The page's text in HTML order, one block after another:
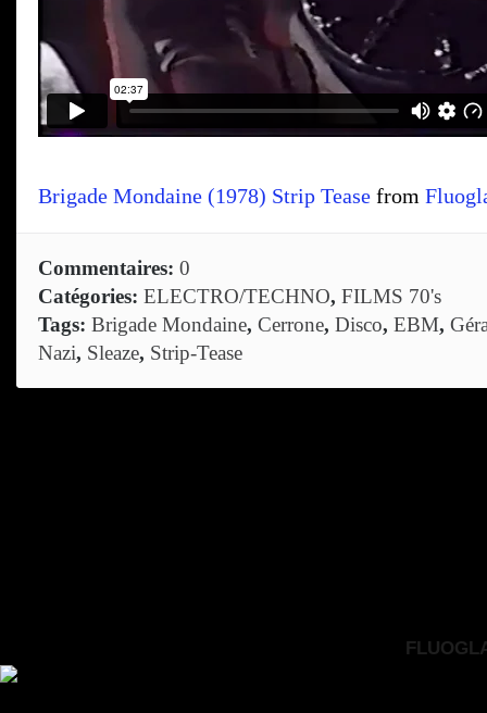
Brigade Mondaine (1978) Strip Tease from
Commentaires: 0
Catégories: ELECTRO/TECHNO, FILMS 70's
Tags: Brigade Mondaine, Cerrone, Disco, EBM,
Nazi, Sleaze, Strip-Tease